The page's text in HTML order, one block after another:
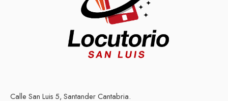
Calle San Luis 5, Santander Cantabria.